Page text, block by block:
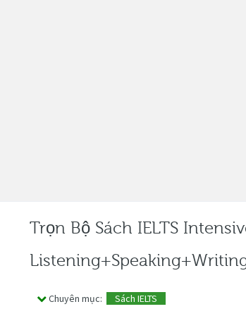
Trọn Bộ Sách IELTS
Chuyên mục: Sách IELTS